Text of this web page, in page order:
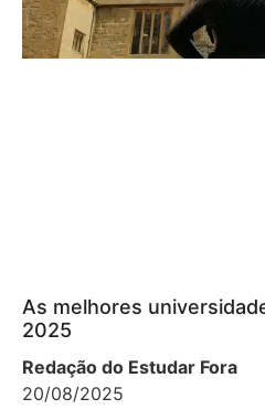
As melhores
2025
Redação do Estudar Fora
20/08/2025